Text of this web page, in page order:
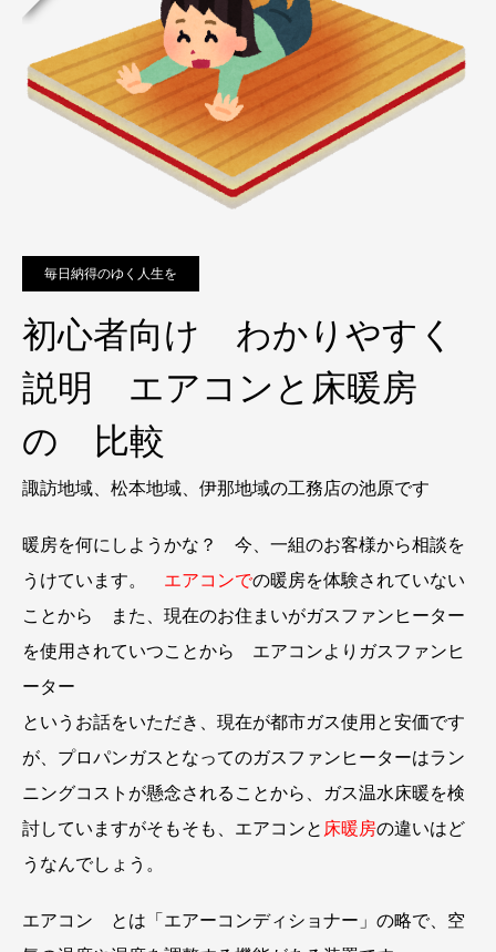
毎日納得のゆく人生を
初心者向け わかりやすく
説明 エアコンと床暖房
の 比較
諏訪地域、松本地域、伊那地域の工務店の池原です
暖房を何にしようかな？ 今、一組のお客様から相談を
うけています。 エアコンでの暖房を体験されていない
ことから また、現在のお住まいがガスファンヒーター
を使用されていつことから エアコンよりガスファンヒ
ーター
というお話をいただき、現在が都市ガス使用と安価です
が、プロパンガスとなってのガスファンヒーターはラン
ニングコストが懸念されることから、ガス温水床暖を検
討していますがそもそも、エアコンと 床暖房の違いはど
うなんでしょう。
エアコン とは「エアーコンディショナー」の略で、空